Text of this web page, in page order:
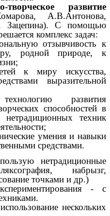
творческое развитие
А.В.Антонова,
Зацепина). С помощью
комплекс задач:
отзывчивость к
родной природе, к
к миру искусства,
выразительной
развития
способностей в
нетрадиционных техник
умения и навыки
средствами.
нетрадиционные
набрызг,
точками и др.)
- с
нескольких